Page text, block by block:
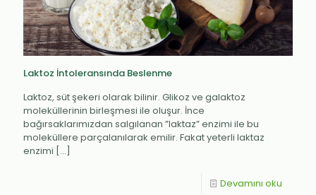
Laktoz İntoleransında Beslenme
Laktoz, süt şekeri olarak bilinir. Glikoz ve galaktoz
moleküllerinin birleşmesi ile oluşur. İnce
bağırsaklarımızdan salgılanan ”laktaz” enzimi ile bu
moleküllere parçalanılarak emilir. Fakat yeterli laktaz
enzimi […]
Devamını oku